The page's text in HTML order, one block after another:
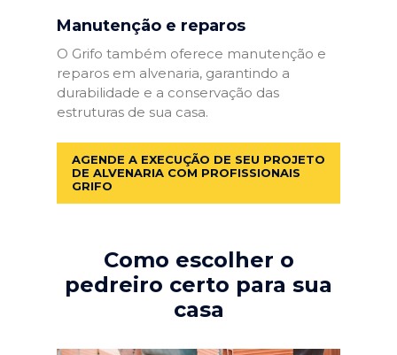
Manutenção e reparos
O Grifo também oferece manutenção e
reparos em alvenaria, garantindo a
durabilidade e a conservação das
estruturas de sua casa.
AGENDE A EXECUÇÃO DE SEU PROJETO
DE ALVENARIA COM PROFISSIONAIS
GRIFO
Como escolher o
pedreiro certo para sua
casa